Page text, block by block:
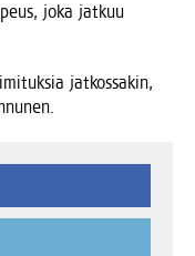
joka jat­kuu
jat­kos­sa­kin,